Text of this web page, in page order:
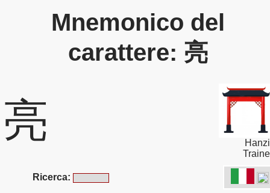
Mnemonico del
carattere: 亮
亮
Ricerca: